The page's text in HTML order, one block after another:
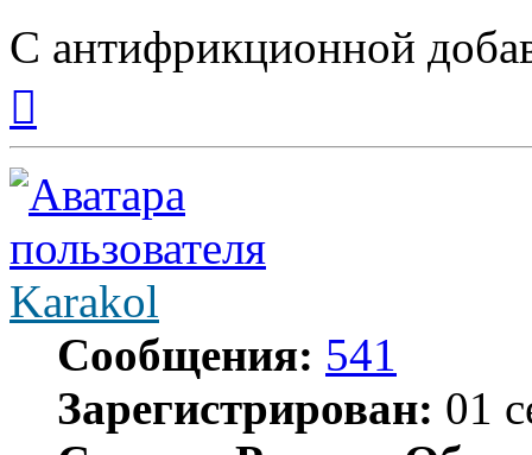
С антифрикционной
началу
Karakol
Сообщения: 541
Зарегистрирован: 01